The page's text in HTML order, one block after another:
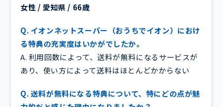
女性 / 愛知県 / 66歳
Q. イオンネットスーパー（おうちでイオン）におけ
る特典の充実度はいかがでしたか。
A. 利用回数によって、送料が無料になるサービスが
あり、使い方によって送料はほとんどかからない
Q. 送料が無料になる特典について、特にどの点が魅